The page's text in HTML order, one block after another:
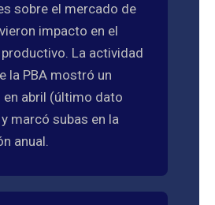
sobre el mercado de
impacto en el
La actividad
la PBA mostró un
abril (último dato
marcó subas en la
anual.